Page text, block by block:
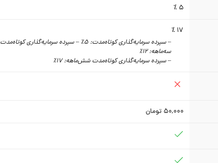
5 ٪
17 ٪
– سپرده سرمایه‌گذاری کوتاه‌مدت: 5٪ – سپرده سرمایه‌گذاری کوتاه‌مدت
سه‌ماهه: 12٪
– سپرده سرمایه‌گذاری کوتاه‌مدت شش‌ماهه: 17٪
50,000 تومان